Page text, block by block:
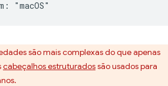
são mais complexas do que apenas
cabeçalhos estruturadossão usados para